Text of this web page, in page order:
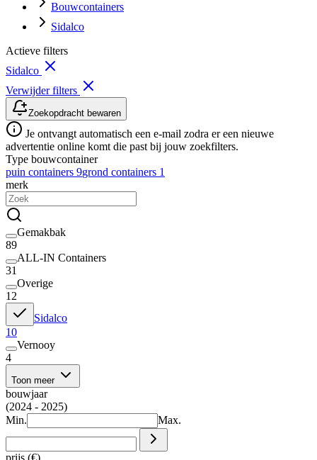
Bouwcontainers
Sidalco
Actieve filters
Sidalco
Verwijder filters
Zoekopdracht bewaren
Je ontvangt automatisch een e-mail zodra er een nieuwe
advertentie online komt die past bij jouw zoekfilters.
Type bouwcontainer
puin containers 9grond containers 1
merk
Gemakbak
89
ALL-IN Containers
31
Overige
12
Sidalco
10
Vernooy
4
Toon meer
bouwjaar
(2024 - 2025)
Min.
Max.